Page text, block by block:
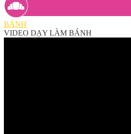
BÁNH
VIDEO DẠY LÀM BÁNH